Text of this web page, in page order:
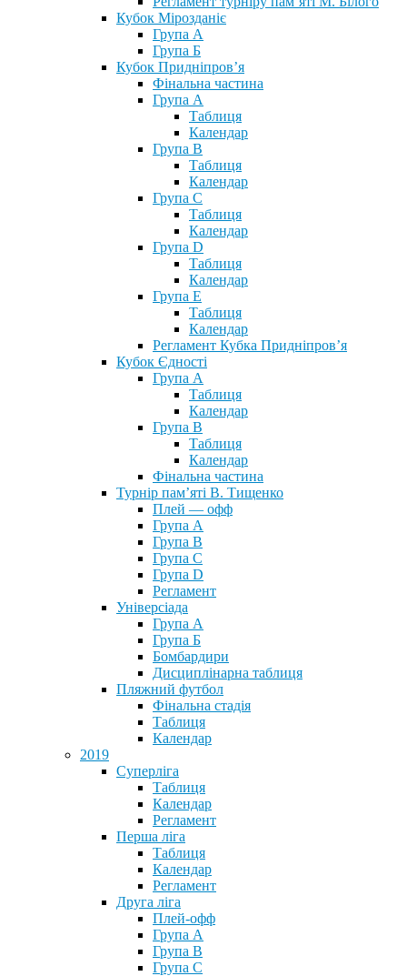
Кубок Мірозданіє
Група А
Група Б
Кубок Придніпров’я
Фінальна частина
Група А
Таблиця
Календар
Група В
Таблиця
Календар
Група С
Таблиця
Календар
Група D
Таблиця
Календар
Група Е
Таблиця
Календар
Регламент Кубка Придніпров’я
Кубок Єдності
Група А
Таблиця
Календар
Група В
Таблиця
Календар
Фінальна частина
Турнір пам’яті В. Тищенко
Плей — офф
Група А
Група B
Група С
Група D
Регламент
Універсіада
Група А
Група Б
Бомбардири
Дисциплінарна таблиця
Пляжний футбол
Фінальна стадія
Таблиця
Календар
2019
Суперліга
Таблиця
Календар
Регламент
Перша ліга
Таблиця
Календар
Регламент
Друга ліга
Плей-офф
Група А
Група В
Група С